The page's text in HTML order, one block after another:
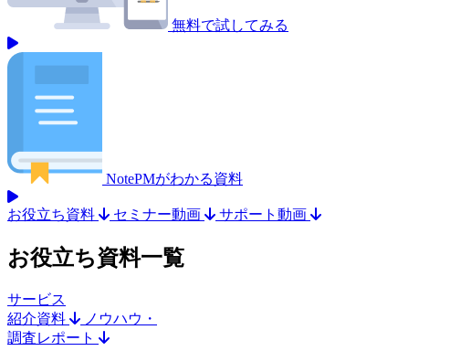
無料で試してみる
NotePMがわかる資料
お役立ち資料 セミナー動画 サポート動画
お役立ち資料一覧
サービス
紹介資料
ノウハウ・
調査レポート